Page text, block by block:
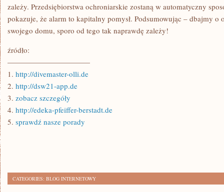
zależy. Przedsiębiorstwa ochroniarskie zostaną w automatyczny
pokazuje, że alarm to kapitalny pomysł. Podsumowując – dbajmy o
swojego domu, sporo od tego tak naprawdę zależy!
źródło:
———————————
1. http://divemaster-olli.de
2. http://dsw21-app.de
3. zobacz szczegóły
4. http://edeka-pfeiffer-berstadt.de
5. sprawdź nasze porady
CATEGORIES: BLOG INTERNETOWY